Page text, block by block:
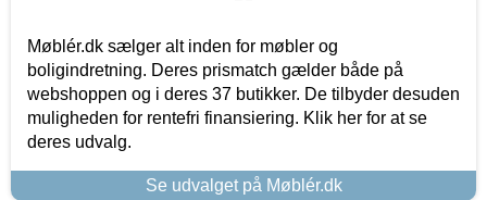
Møblér.dk sælger alt inden for møbler og
boligindretning. Deres prismatch gælder både på
webshoppen og i deres 37 butikker. De tilbyder desuden
muligheden for rentefri finansiering. Klik her for at se
deres udvalg.
Se udvalget på Møblér.dk